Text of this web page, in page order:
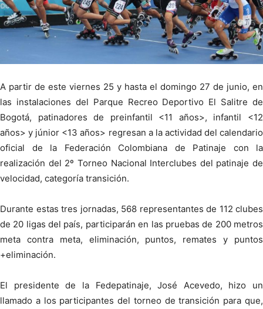
A partir de este viernes 25 y hasta el domingo 27 de junio, en
las instalaciones del Parque Recreo Deportivo El Salitre de
Bogotá, patinadores de preinfantil <11 años>, infantil <12
años> y júnior <13 años> regresan a la actividad del calendario
oficial de la Federación Colombiana de Patinaje con la
realización del 2º Torneo Nacional Interclubes del patinaje de
velocidad, categoría transición.
Durante estas tres jornadas, 568 representantes de 112 clubes
de 20 ligas del país, participarán en las pruebas de 200 metros
meta contra meta, eliminación, puntos, remates y puntos
+eliminación.
El presidente de la Fedepatinaje, José Acevedo, hizo un
llamado a los participantes del torneo de transición para que,